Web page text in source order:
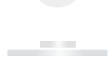
------------
----------- ----------- ----------